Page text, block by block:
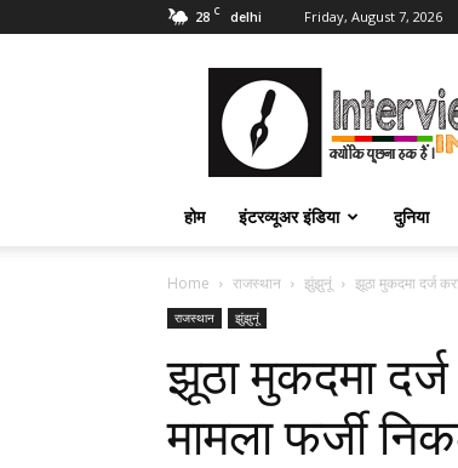
28 C delhi Friday, August 7, 2026
Interviewer
India
इंटरव्यूअर
इंडिया
होम इंटरव्यूअर इंडिया दुनिया
Home राजस्थान झुंझुनूं झूठा मुकदमा दर्ज
राजस्थान झुंझुनूं
झूठा मुकदमा
मामला फर्जी